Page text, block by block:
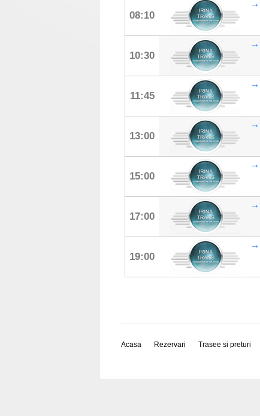
08:10
10:30
11:45
13:00
15:00
17:00
19:00
Acasa Rezervari Trasee si preturi